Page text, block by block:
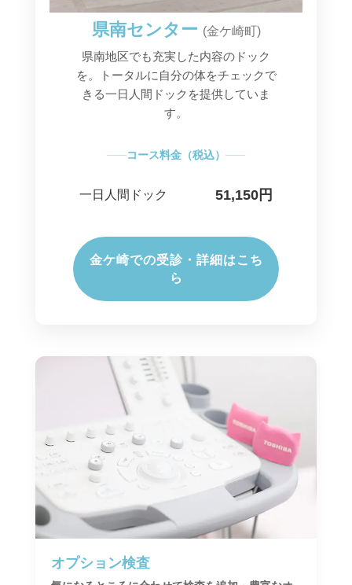
県南センター (金ケ崎町)
県南地区でも充実した内容のドック
を。トータルに自分の体をチェックで
きる一日人間ドックを提供していま
す。
コース料金（税込）
一日人間ドック 51,150円
金ケ崎での受診・詳細はこち
ら
オプション検査